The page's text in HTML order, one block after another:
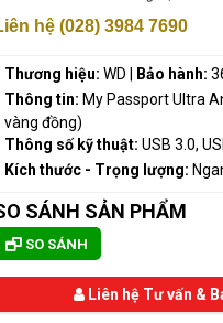
hệ (028) 3984 7690
Thương hiệu: WD Bảo hành:
Thông tin: My Passport Ultra
vàng đồng)
Thông số kỹ thuật: USB 3.0,
Kích thước - Trọng lượng:
SÁNH SẢN PHẨM
SO SÁNH
Liên hệ Tư vấn &